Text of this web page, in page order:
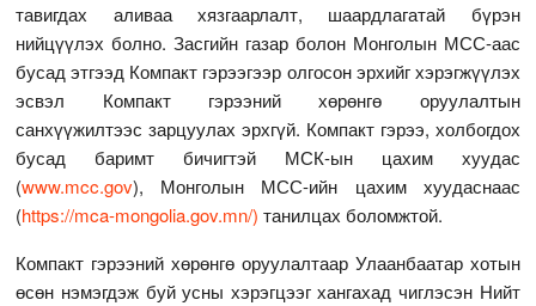
тавигдах аливаа хязгаарлалт, шаардлагатай бүрэн
нийцүүлэх болно. Засгийн газар болон Монголын МСС-аас
бусад этгээд Компакт гэрээгээр олгосон эрхийг хэрэгжүүлэх
эсвэл Компакт гэрээний хөрөнгө оруулалтын
санхүүжилтээс зарцуулах эрхгүй. Компакт гэрээ, холбогдох
бусад баримт бичигтэй МСК-ын цахим хуудас
(www.mcc.gov), Монголын МСС-ийн цахим хуудаснаас
(https://mca-mongolia.gov.mn/) танилцах боломжтой.
Компакт гэрээний хөрөнгө оруулалтаар Улаанбаатар хотын
өсөн нэмэгдэж буй усны хэрэгцээг хангахад чиглэсэн Нийт